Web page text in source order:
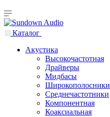
Каталог
Акустика
Высокочастотная
Драйверы
Мидбасы
Широкополосники
Среднечастотники
Компонентная
Коаксиальная